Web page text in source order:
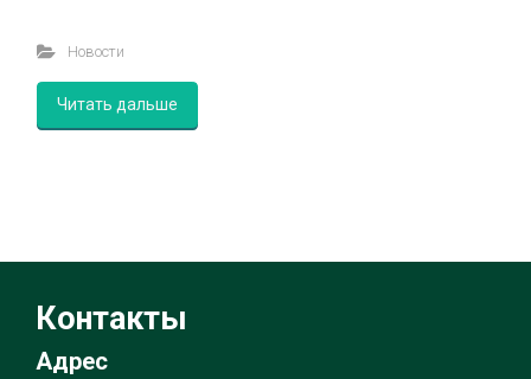
Новости
Читать дальше
Контакты
Адрес